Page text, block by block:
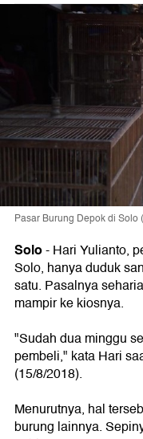
Pasar Burung Depok di Solo
Solo-Hari Yulianto,
Solo, hanya duduk
satu. Pasalnya
mampir ke kiosnya.
"Sudah dua minggu
pembeli," kata Hari
(15/8/2018).
Menurutnya, hal
burung lainnya.